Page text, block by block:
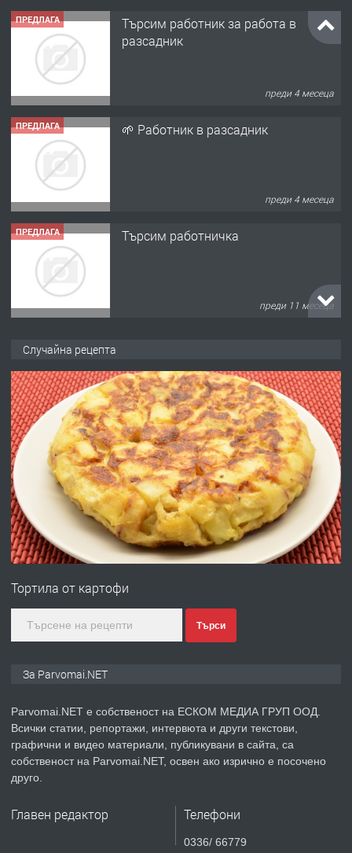
ПРЕДЛАГА
Търсим работник за работа в
разсадник
преди 4 месеца
ПРЕДЛАГА 🌱 Работник в разсадник
преди 4 месеца
ПРЕДЛАГА Търсим работничка
преди 11 месеца
преди 1 година
ПРЕДЛАГА Работа за общи работници
преди 1 година
ПРЕДЛАГА
Първи поход "По стъпките на Ангел
преди 1 година
ПРЕДЛАГА Уроци по Математика
Случайна рецепта
Тортила от картофи
Търси
За Parvomai.NET
Parvomai.NET е собственост на ЕСКОМ МЕДИА ГРУП ООД.
Всички статии, репортажи, интервюта и други текстови,
графични и видео материали, публикувани в сайта, са
собственост на Parvomai.NET, освен ако изрично е посочено
друго.
Главен редактор Телефони
0336/ 66779